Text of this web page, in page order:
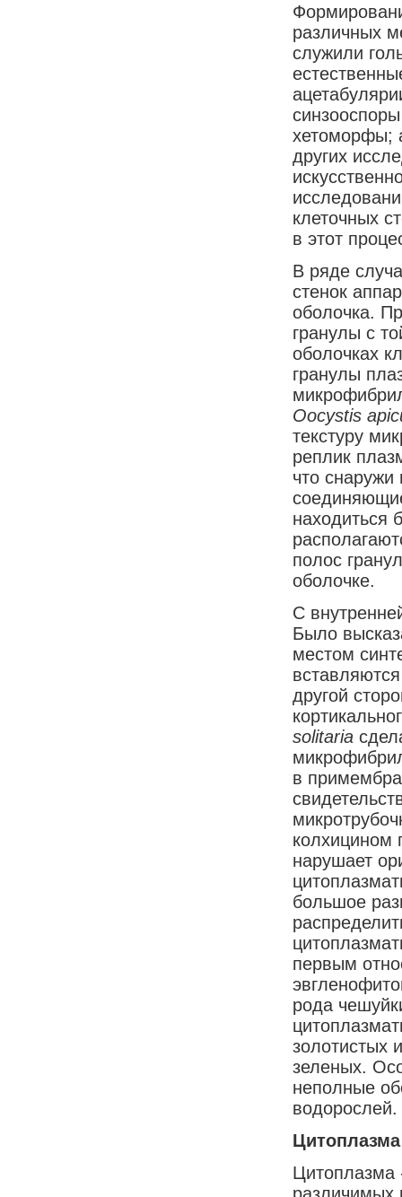
различных
служили
хетоморфы;
других
клеточных
в этот
В ряде
стенок
оболочка.
гранулы с
оболочках
гранулы
Oocystis
текстуру
реплик
что
находиться
полос
оболочке.
С
Было
местом
другой
solitaria
в
колхицином
нарушает
большое
первым
рода
золотистых
зеленых.
неполные
водорослей.
Цитоплазма
Цитоплазма